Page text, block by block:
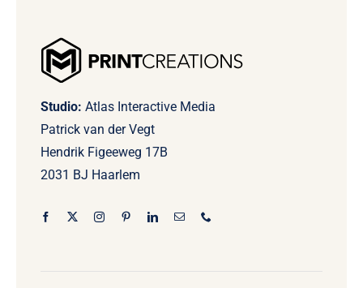
Studio: Atlas Interactive Media
Patrick van der Vegt
Hendrik Figeeweg 17B
2031 BJ Haarlem